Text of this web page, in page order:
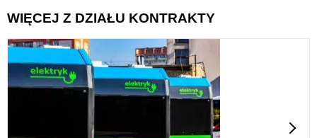
WIĘCEJ Z DZIAŁU KONTRAKTY